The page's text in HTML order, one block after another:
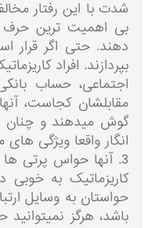
شدت با این رفتار
بی اهمیت ترین
دهند. حتی اگر قرار
بپردازند. افراد
اجتماعی، حساب
مقابلشان کجاست،
گوش میدهند و
انگار واقعا ویژگی
3. آنها حواس پرتی
کاریزماتیک به
حواستان به وسایل
باشد، هرگز نمیتوانید